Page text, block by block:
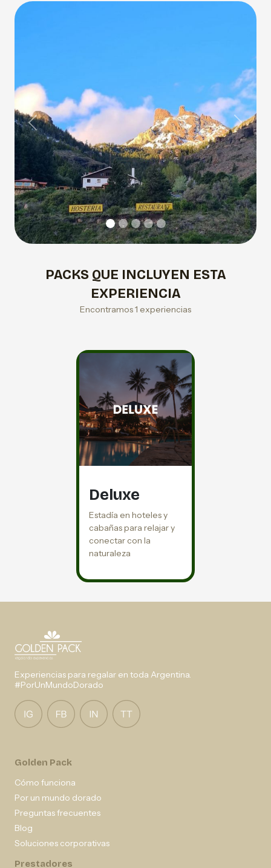
Previous Next
PACKS QUE INCLUYEN ESTA
EXPERIENCIA
Encontramos 1 experiencias
Deluxe
Estadía en hoteles y
cabañas para relajar y
conectar con la
naturaleza
Experiencias para regalar en toda Argentina.
#PorUnMundoDorado
Golden Pack
Cómo funciona
Por un mundo dorado
Preguntas frecuentes
Blog
Soluciones corporativas
Prestadores